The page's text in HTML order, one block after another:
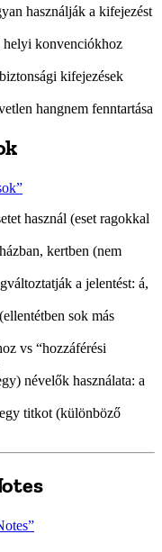
használják a kifejezést
helyi konvenciókhoz
kifejezések
hangnem fenntartása
használ (eset ragokkal
kertben (nem
a jelentést: á,
sok más
vs “hozzáférési
névelők használata: a
titkot (különböző